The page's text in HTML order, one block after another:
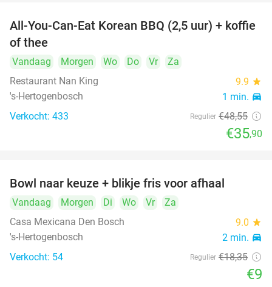
26%
All-You-Can-Eat Korean BBQ (2,5 uur) + koffie
of thee
Vandaag Morgen Wo Do Vr
Za
Restaurant Nan King
9.9 star
's-Hertogenbosch 1 min. directions_car
Verkocht: 433 Regulier €48,55
€35,90
Bowl naar keuze + blikje fris voor afhaal
Vandaag Morgen Di Wo Vr
Za
Casa Mexicana Den Bosch
9.0 star
's-Hertogenbosch 2 min. directions_car
Verkocht: 54 Regulier €18,35
€9